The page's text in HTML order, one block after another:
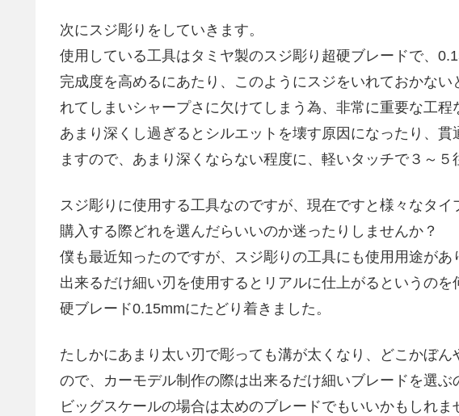
次にスジ彫りをしていきます。
使用している工具はタミヤ製のスジ彫り超硬ブレードで、
完成度を高めるにあたり、このようにスジをいれておかな
れてしまいシャープさに欠けてしまう為、非常に重要な工程
あまり深くし過ぎるとシルエットを壊す原因になったり、
ますので、あまり深くならない程度に、軽いタッチで３～５
スジ彫りに使用する工具なのですが、現在ですと様々なタイ
購入する際どれを選んだらいいのか迷ったりしませんか？
僕も最近知ったのですが、スジ彫りの工具にも使用用途が
出来るだけ細い刃を使用するとリアルに仕上がるというの
硬ブレード0.15mmにたどり着きました。
たしかにあまり太い刃で彫っても溝が太くなり、どこかぼ
ので、カーモデル制作の際は出来るだけ細いブレードを選ぶ
ビッグスケールの場合は太めのブレードでもいいかもしれま